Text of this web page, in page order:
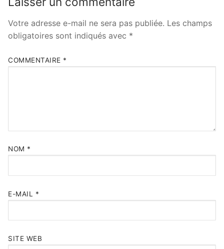
Votre adresse e-mail ne sera pas publiée. Les champs
obligatoires sont indiqués avec *
COMMENTAIRE *
NOM *
E-MAIL *
SITE WEB